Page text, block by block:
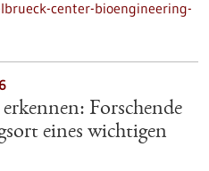
center-bioengineering-
Forschende
eines wichtigen